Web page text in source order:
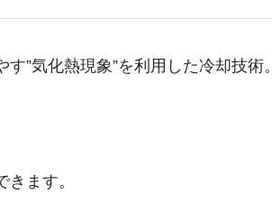
”気化熱現象”を利用した冷却技術。
ます。